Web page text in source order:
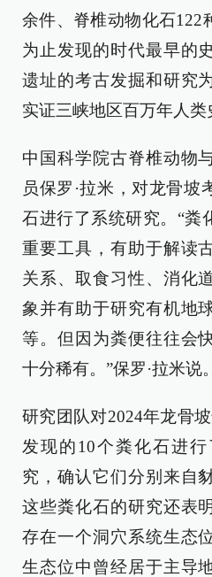
余件、脊椎动物化石122
为止发现的时代最早的
遗址的考古发掘和研究
实证三峡地区百万年人类
中国科学院古脊椎动物
员保罗·拉米，对龙骨坡
石进行了系统研究。“粪
重要工具，有助于解读
关系、取食习性、消化
象并有助于研究有机地
等。但因为粪便往往会
十分稀有。”保罗·拉米说。
研究团队对2024年龙骨
发现的10个粪化石进
究，确认它们分别来自
这些粪化石的研究还表
存在一个洞穴系统生态
生态位中曾经居于主导